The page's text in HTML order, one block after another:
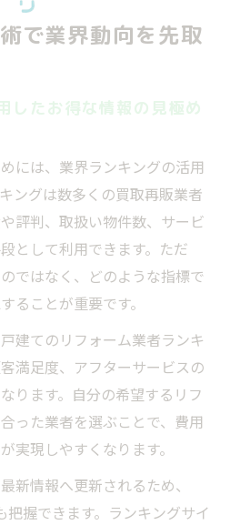
で業界動向を先取
したお得な情報の見極め
には、業界ランキングの活用
ングは数多くの買取再販業者
評判、取扱い物件数、サービ
として利用できます。ただ
ではなく、どのような指標で
ることが重要です。
建てのリフォーム業者ランキ
満足度、アフターサービスの
ります。自分の希望するリフ
った業者を選ぶことで、費用
実現しやすくなります。
新情報へ更新されるため、
握できます。ランキングサイ